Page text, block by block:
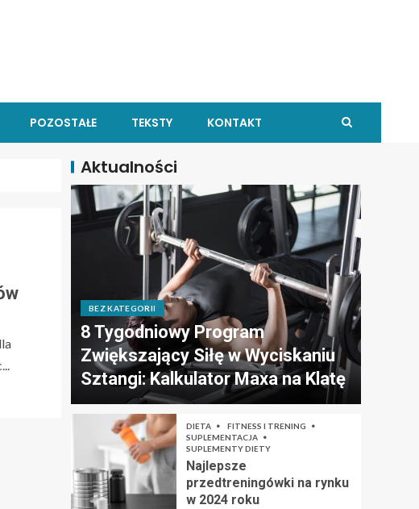
POZOSTAŁE TEKSTY KONTAKT
Aktualności
BEZ KATEGORII
8 Tygodniowy Program
Zwiększający Siłę w Wyciskaniu
Sztangi: Kalkulator Maxa na Klatę
DIETA
FITNESS I TRENING
SUPLEMENTACJA
SUPLEMENTY DIETY
Najlepsze
przedtreningówki na rynku
w 2024 roku